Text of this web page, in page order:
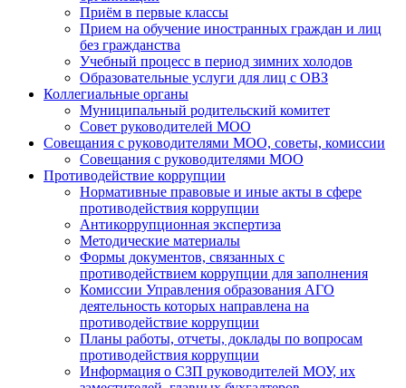
Приём в первые классы
Прием на обучение иностранных граждан и лиц
без гражданства
Учебный процесс в период зимних холодов
Образовательные услуги для лиц с ОВЗ
Коллегиальные органы
Муниципальный родительский комитет
Совет руководителей МОО
Совещания с руководителями МОО, советы, комиссии
Совещания с руководителями МОО
Противодействие коррупции
Нормативные правовые и иные акты в сфере
противодействия коррупции
Антикоррупционная экспертиза
Методические материалы
Формы документов, связанных с
противодействием коррупции для заполнения
Комиссии Управления образования АГО
деятельность которых направлена на
противодействие коррупции
Планы работы, отчеты, доклады по вопросам
противодействия коррупции
Информация о СЗП руководителей МОУ, их